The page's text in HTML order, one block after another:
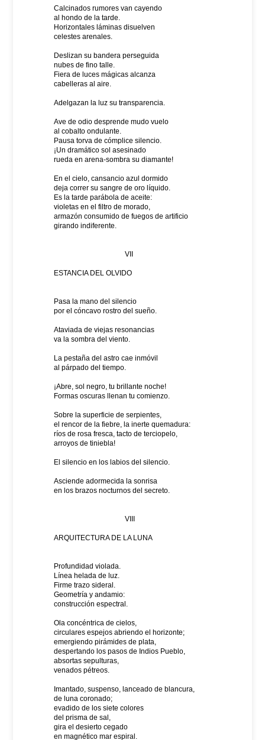
Calcinados rumores van cayendo
al hondo de la tarde.
Horizontales láminas disuelven
celestes arenales.
Deslizan su bandera perseguida
nubes de fino talle.
Fiera de luces mágicas alcanza
cabelleras al aire.
Adelgazan la luz su transparencia.
Ave de odio desprende mudo vuelo
al cobalto ondulante.
Pausa torva de cómplice silencio.
¡Un dramático sol asesinado
rueda en arena-sombra su diamante!
En el cielo, cansancio azul dormido
deja correr su sangre de oro líquido.
Es la tarde parábola de aceite:
violetas en el filtro de morado,
armazón consumido de fuegos de artificio
girando indiferente.
VII
ESTANCIA DEL OLVIDO
Pasa la mano del silencio
por el cóncavo rostro del sueño.
Ataviada de viejas resonancias
va la sombra del viento.
La pestaña del astro cae inmóvil
al párpado del tiempo.
¡Abre, sol negro, tu brillante noche!
Formas oscuras llenan tu comienzo.
Sobre la superficie de serpientes,
el rencor de la fiebre, la inerte quemadura:
ríos de rosa fresca, tacto de terciopelo,
arroyos de tiniebla!
El silencio en los labios del silencio.
Asciende adormecida la sonrisa
en los brazos nocturnos del secreto.
VIII
ARQUITECTURA DE LA LUNA
Profundidad violada.
Línea helada de luz.
Firme trazo sideral.
Geometría y andamio:
construcción espectral.
Ola concéntrica de cielos,
circulares espejos abriendo el horizonte;
emergiendo pirámides de plata,
despertando los pasos de Indios Pueblo,
absortas sepulturas,
venados pétreos.
Imantado, suspenso, lanceado de blancura,
de luna coronado;
evadido de los siete colores
del prisma de sal,
gira el desierto cegado
en magnético mar espiral.